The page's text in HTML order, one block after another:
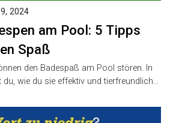
am Pool: 5 Tipps
Spaß
2024
den Badespaß am Pool stören. In
du, wie du sie effektiv und tierfreundlich…